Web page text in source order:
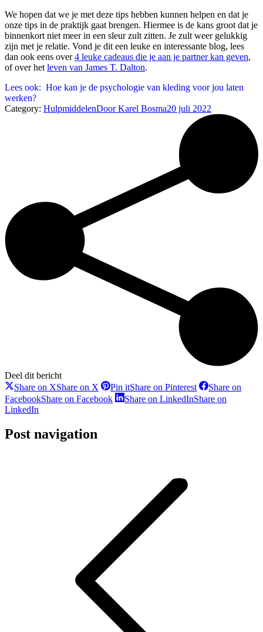
We hopen dat we je met deze tips hebben kunnen helpen en dat je
onze tips in de praktijk gaat brengen. Hiermee is de kans groot dat je
binnenkort niet meer in een sleur zult zitten. Je zult weer gelukkig
zijn met je relatie. Vond je dit een leuke en interessante blog, lees
dan ook eens over4 leuke cadeaus die je aan je partner kan geven,
of over het leven van James T. Dalton.
Lees ook: Hoe kan je de psychologie van kleding voor jou laten
werken?
Category: HulpmiddelenDoorKarel Bosma20 juli 2022
Deel dit bericht
Share on XShare on X Pin itShare on Pinterest
Share on
FacebookShare on Facebook Share on LinkedInShare on
LinkedIn
Post navigation